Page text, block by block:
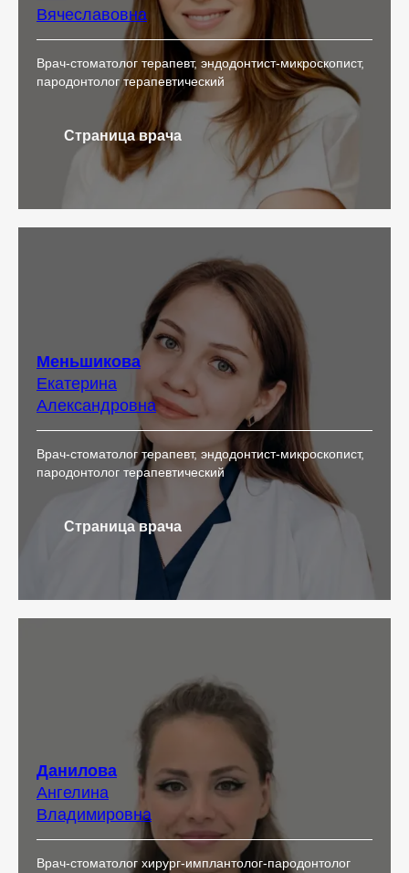
Вячеславовна
Врач-стоматолог терапевт, эндодонтист-микроскопист,
пародонтолог терапевтический
Страница врача
Меньшикова
Екатерина
Александровна
Врач-стоматолог терапевт, эндодонтист-микроскопист,
пародонтолог терапевтический
Страница врача
Данилова
Ангелина
Владимировна
Врач-стоматолог хирург-имплантолог-пародонтолог